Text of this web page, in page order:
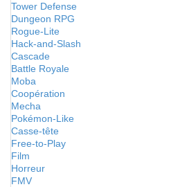
Tower Defense
Dungeon RPG
Rogue-Lite
Hack-and-Slash
Cascade
Battle Royale
Moba
Coopération
Mecha
Pokémon-Like
Casse-tête
Free-to-Play
Film
Horreur
FMV